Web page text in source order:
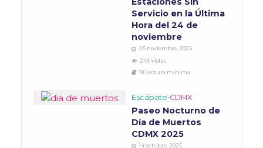
Servicio en la Última
Hora del 24 de
noviembre
25 noviembre, 2025
246 Vistas
18 Lectura mínima
Escápate•CDMX
Paseo Nocturno de
Día de Muertos
CDMX 2025
14 octubre, 2025